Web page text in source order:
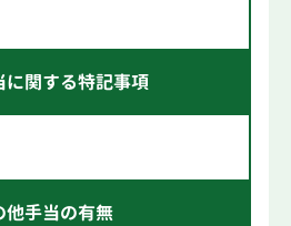
に関する特記事項
他手当の有無